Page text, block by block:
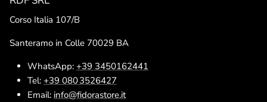
Corso Italia 107/B
Santeramo in Colle 70029 BA
WhatsApp: +39 3450162441
Tel: +39 080 3526427
Email: info@fidorastore.it